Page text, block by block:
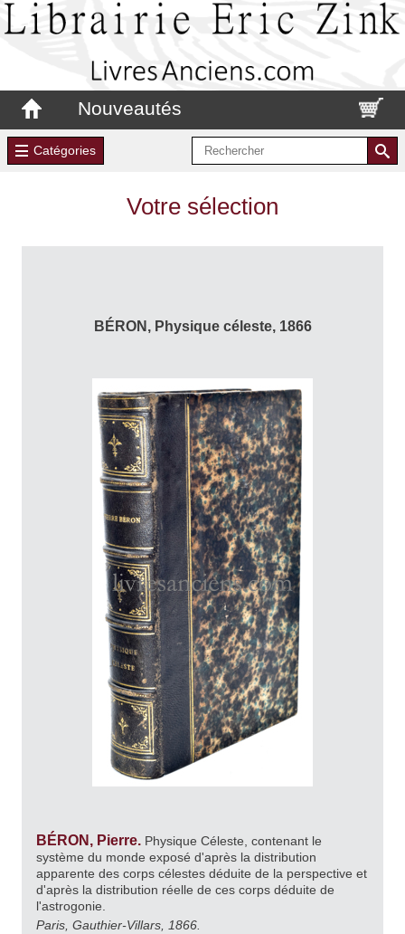
Nouveautés
Catégories
Votre sélection
BÉRON, Physique céleste, 1866
BÉRON, Pierre. Physique Céleste, contenant le
système du monde exposé d'après la distribution
apparente des corps célestes déduite de la perspective et
d'après la distribution réelle de ces corps déduite de
l'astrogonie.
Paris, Gauthier-Villars, 1866.